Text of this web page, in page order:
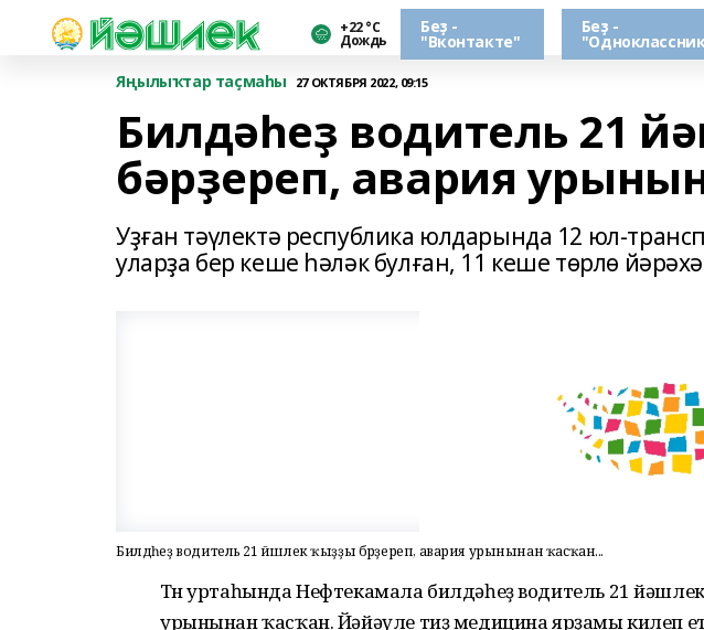
+22 °С
Дождь
Беҙ -
"Вконтакте"
Беҙ -
Яңылыҡтар таҫмаһы
27 ОКТЯБРЯ 2022, 09:15
Билдәһеҙ водитель 21
бәрҙереп, авария
Уҙған тәүлектә республика юлдарында 12 юл-
уларҙа бер кеше һәләк булған, 11 кеше төрлө
Билдәһеҙ водитель 21 йәшлек ҡыҙҙы бәрҙереп, авария урынынан ҡасҡан...
Төн уртаһында Нефтекамала билдәһеҙ водитель 21
урынынан ҡасҡан. Йәйәүле тиҙ медицина ярҙамы килеп